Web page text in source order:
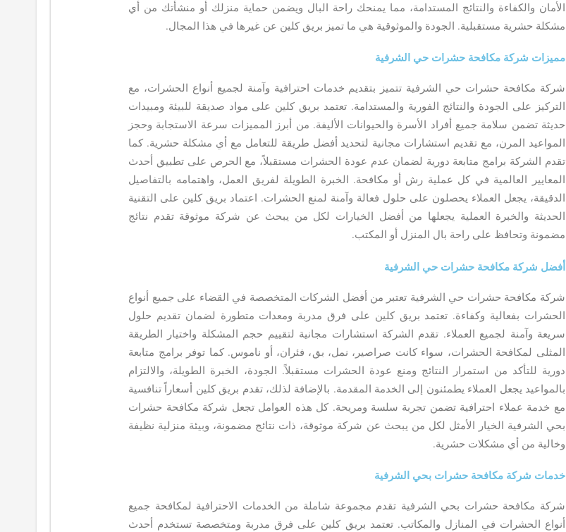
الأمان والكفاءة والنتائج المستدامة، مما يمنحك راحة البال ويضمن حماية منزلك أو منشأتك من أي
مشكلة حشرية مستقبلية. الجودة والموثوقية هي ما تميز بريق كلين عن غيرها في هذا المجال.
مميزات شركة مكافحة حشرات حي الشرفية
شركة مكافحة حشرات حي الشرفية تتميز بتقديم خدمات احترافية وآمنة لجميع أنواع الحشرات، مع
التركيز على الجودة والنتائج الفورية والمستدامة. تعتمد بريق كلين على مواد صديقة للبيئة ومبيدات
حديثة تضمن سلامة جميع أفراد الأسرة والحيوانات الأليفة. من أبرز المميزات سرعة الاستجابة وحجز
المواعيد المرن، مع تقديم استشارات مجانية لتحديد أفضل طريقة للتعامل مع أي مشكلة حشرية. كما
تقدم الشركة برامج متابعة دورية لضمان عدم عودة الحشرات مستقبلاً، مع الحرص على تطبيق أحدث
المعايير العالمية في كل عملية رش أو مكافحة. الخبرة الطويلة لفريق العمل، واهتمامه بالتفاصيل
الدقيقة، يجعل العملاء يحصلون على حلول فعالة وآمنة لمنع الحشرات. اعتماد بريق كلين على التقنية
الحديثة والخبرة العملية يجعلها من أفضل الخيارات لكل من يبحث عن شركة موثوقة تقدم نتائج
مضمونة وتحافظ على راحة بال المنزل أو المكتب.
أفضل شركة مكافحة حشرات حي الشرفية
شركة مكافحة حشرات حي الشرفية تعتبر من أفضل الشركات المتخصصة في القضاء على جميع أنواع
الحشرات بفعالية وكفاءة. تعتمد بريق كلين على فرق مدربة ومعدات متطورة لضمان تقديم حلول
سريعة وآمنة لجميع العملاء. تقدم الشركة استشارات مجانية لتقييم حجم المشكلة واختيار الطريقة
المثلى لمكافحة الحشرات، سواء كانت صراصير، نمل، بق، فئران، أو ناموس. كما توفر برامج متابعة
دورية للتأكد من استمرار النتائج ومنع عودة الحشرات مستقبلاً. الجودة، الخبرة الطويلة، والالتزام
بالمواعيد يجعل العملاء يطمئنون إلى الخدمة المقدمة. بالإضافة لذلك، تقدم بريق كلين أسعاراً تنافسية
مع خدمة عملاء احترافية تضمن تجربة سلسة ومريحة. كل هذه العوامل تجعل شركة مكافحة حشرات
بحي الشرفية الخيار الأمثل لكل من يبحث عن شركة موثوقة، ذات نتائج مضمونة، وبيئة منزلية نظيفة
وخالية من أي مشكلات حشرية.
خدمات شركة مكافحة حشرات بحي الشرفية
شركة مكافحة حشرات بحي الشرفية تقدم مجموعة شاملة من الخدمات الاحترافية لمكافحة جميع
أنواع الحشرات في المنازل والمكاتب. تعتمد بريق كلين على فرق مدربة ومتخصصة تستخدم أحدث